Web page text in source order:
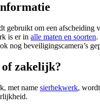
gebruikt om een afscheiding
is er in alle maten en soorten.
nog beveiligingscamera’s
zakelijk?
met name sierhekwerk,